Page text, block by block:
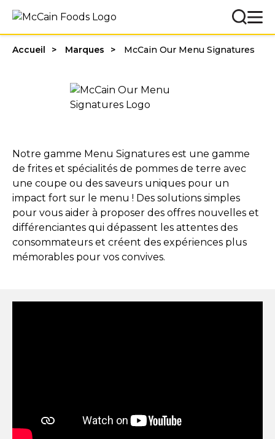
Accueil Marques McCain Our Menu Signatures
Notre gamme Menu Signatures est une gamme
de frites et spécialités de pommes de terre avec
une coupe ou des saveurs uniques pour un
impact fort sur le menu ! Des solutions simples
pour vous aider à proposer des offres nouvelles et
différenciantes qui dépassent les attentes des
consommateurs et créent des expériences plus
mémorables pour vos convives.